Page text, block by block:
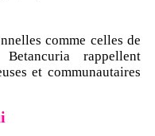
comme celles de
rappellent
et communautaires